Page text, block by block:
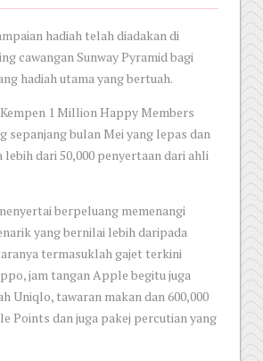
hadiah telah diadakan di
cawangan Sunway Pyramid bagi
hadiah utama yang bertuah.
1 Million Happy Members
sepanjang bulan Mei yang lepas dan
lebih dari 50,000 penyertaan dari ahli
berpeluang memenangi
yang bernilai lebih daripada
termasuklah gajet terkini
jam tangan Apple begitu juga
Uniqlo, tawaran makan dan 600,000
Points dan juga pakej percutian yang